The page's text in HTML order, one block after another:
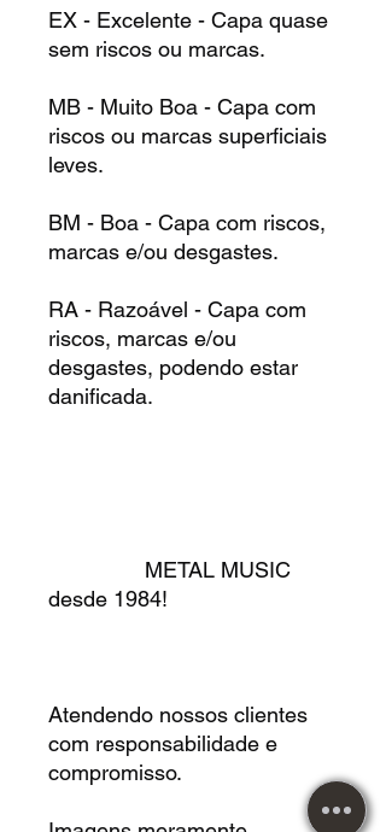
EX - Excelente - Capa quase
sem riscos ou marcas.
MB - Muito Boa - Capa com
riscos ou marcas superficiais
leves.
BM - Boa - Capa com riscos,
marcas e/ou desgastes.
RA - Razoável - Capa com
riscos, marcas e/ou
desgastes, podendo estar
danificada.
METAL MUSIC
desde 1984!
Atendendo nossos clientes
com responsabilidade e
compromisso.